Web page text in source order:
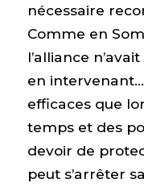
nécessaire
Comme en
l’alliance
en
efficaces que
temps et des
devoir de
peut s’arrêter